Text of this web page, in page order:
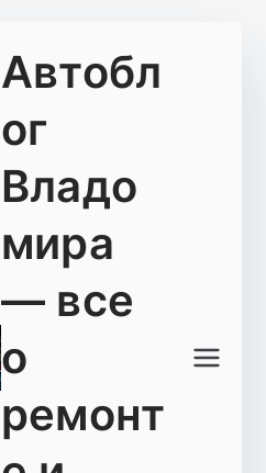
Автобл
ог
Владо
мира
— все
о
ремонт